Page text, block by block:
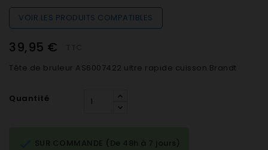
VOIR LES PRODUITS COMPATIBLES
39,95 €
Tête de bruleur AS6007422 ultre rapide cuisson Brandt
Quantité
SUR COMMANDE (De 48h à 7 jours)